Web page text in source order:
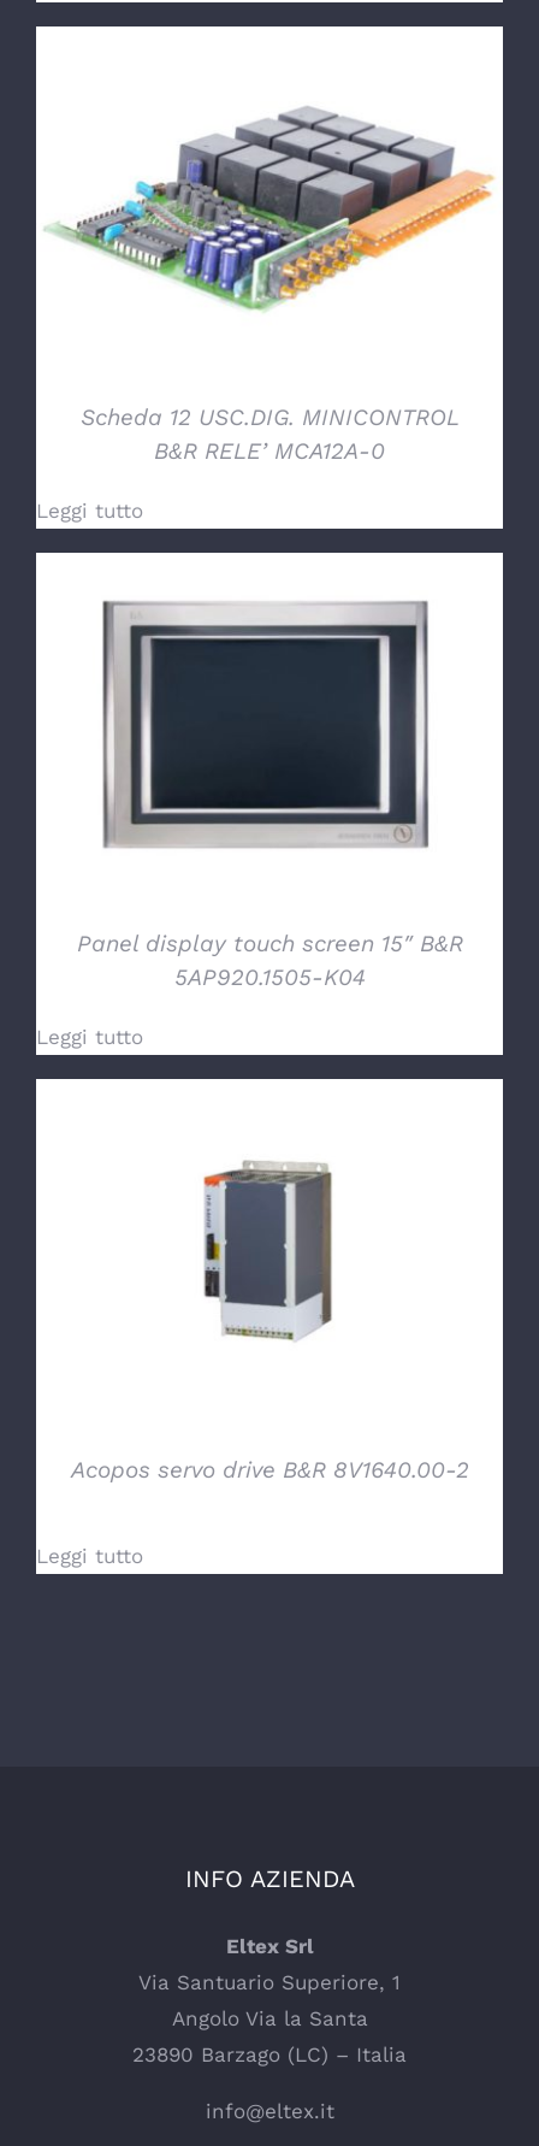
DETTAGLI
Scheda 12 USC.DIG. MINICONTROL
B&R RELE’ MCA12A-0
Leggi tutto
Panel display touch screen 15″ B&R
5AP920.1505-K04
Leggi tutto
Acopos servo drive B&R 8V1640.00-2
Leggi tutto
INFO AZIENDA
Eltex Srl
Via Santuario Superiore, 1
Angolo Via la Santa
23890 Barzago (LC) – Italia
info@eltex.it